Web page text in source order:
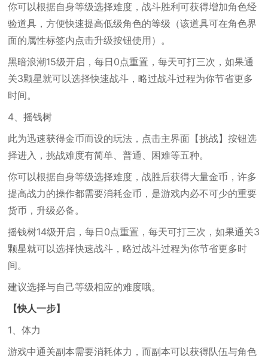
你可以根据自身等级选择难度，战斗胜利可获得增加角色经
验道具，方便快速提高低级角色的等级（该道具可在角色界
面的属性标签内点击升级按钮使用）。
黑暗浪潮15级开启，每日0点重置，每天可打三次，如果通
关3颗星就可以选择快速战斗，略过战斗过程为你节省更多
时间。
4、摇钱树
此为迅速获得金币而设的玩法，点击主界面【挑战】按钮选
择进入，挑战难度有简单、普通、困难等五种。
你可以根据自身等级选择难度，战胜后获得大量金币，许多
提高战力的操作都需要消耗金币，是游戏内必不可少的重要
货币，升级必备。
摇钱树14级开启，每日0点重置，每天可打三次，如果通关3
颗星就可以选择快速战斗，略过战斗过程为你节省更多时
间。
建议选择与自己等级相应的难度哦。
【快人一步】
1、体力
游戏中通关副本需要消耗体力，而副本可以获得队伍与角色